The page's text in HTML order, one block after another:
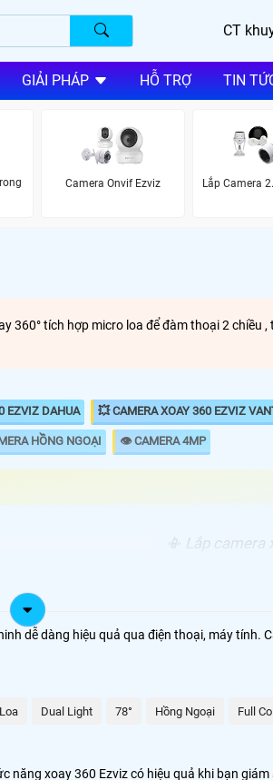
CT
GIẢI PHÁP HỖ TRỢ TIN
Camera Onvif Ezviz Lắp Camera
tích hợp micro loa để đàm thoại 2 chiều
EZVIZ DAHUA 💥 CAMERA XOAY 360 EZVIZ
HỒNG NGOẠI 👁 CAMERA 4MP
kbvision
📳 Lắp
điều chỉnh
có thể giám
dễ dàng hiệu quả qua điện thoại, máy tính.
Dual Light 78° Hồng Ngoại Full
năng xoay 360 Ezviz có hiệu quả khi bạn